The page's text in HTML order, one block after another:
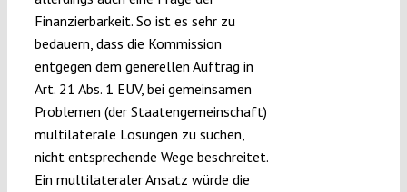
Finanzierbarkeit. So ist es sehr zu
bedauern, dass die Kommission
entgegen dem generellen Auftrag in
Art. 21 Abs. 1 EUV, bei gemeinsamen
Problemen (der Staatengemeinschaft)
multilaterale Lösungen zu suchen,
nicht entsprechende Wege beschreitet.
Ein multilateraler Ansatz würde die